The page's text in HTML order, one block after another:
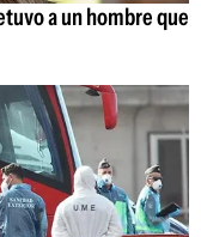
a un hombre que